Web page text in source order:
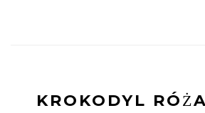
KROKODYL